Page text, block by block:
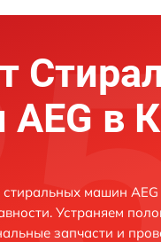
в
машин
Устраняем
запчасти и